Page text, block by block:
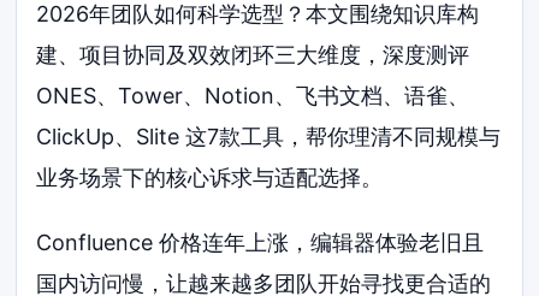
2026年团队如何科学选型？本文围绕知识库构
建、项目协同及双效闭环三大维度，深度测评
ONES、Tower、Notion、飞书文档、语雀、
ClickUp、Slite 这7款工具，帮你理清不同规模与
业务场景下的核心诉求与适配选择。
Confluence 价格连年上涨，编辑器体验老旧且
国内访问慢，让越来越多团队开始寻找更合适的